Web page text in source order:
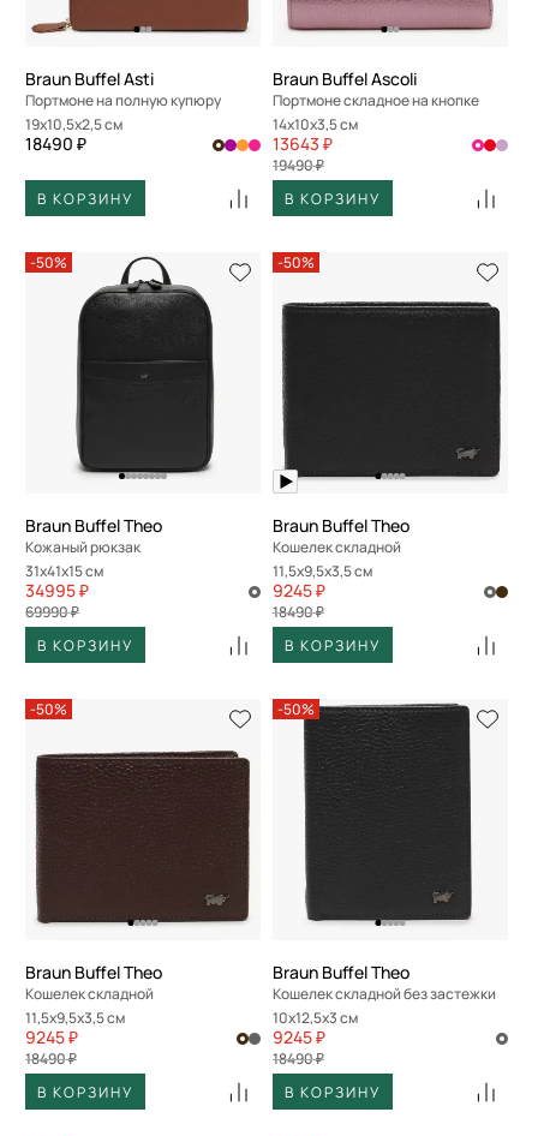
Braun Buffel Asti
Портмоне на полную купюру
19x10,5x2,5 см
18490 ₽
В КОРЗИНУ
Braun Buffel Ascoli
Портмоне складное на кнопке
14x10x3,5 см
13643 ₽
19490 ₽
В КОРЗИНУ
-50%
Braun Buffel Theo
Кожаный рюкзак
31x41x15 см
34995 ₽
69990 ₽
В КОРЗИНУ
-50%
Braun Buffel Theo
Кошелек складной
11,5x9,5x3,5 см
9245 ₽
18490 ₽
В КОРЗИНУ
-50%
Braun Buffel Theo
Кошелек складной
11,5x9,5x3,5 см
9245 ₽
18490 ₽
В КОРЗИНУ
-50%
Braun Buffel Theo
Кошелек складной без застежки
10x12,5x3 см
9245 ₽
18490 ₽
В КОРЗИНУ